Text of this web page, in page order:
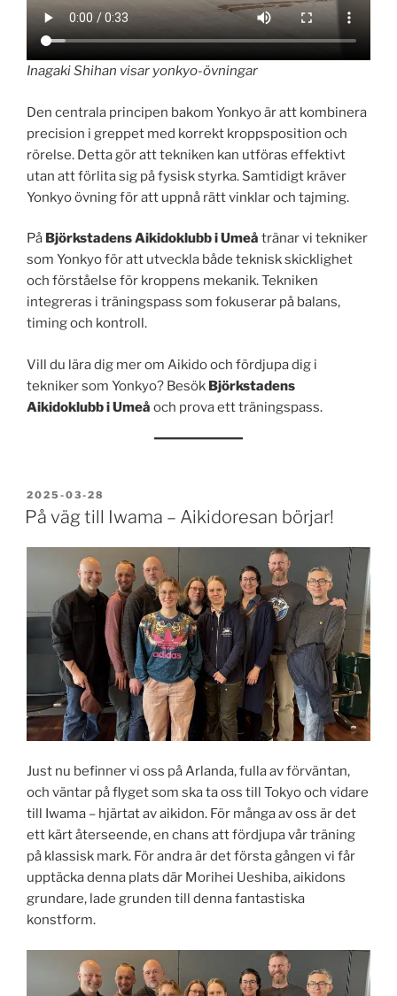
Inagaki Shihan visar yonkyo-övningar
Den centrala principen bakom Yonkyo är att kombinera
precision i greppet med korrekt kroppsposition och
rörelse. Detta gör att tekniken kan utföras effektivt
utan att förlita sig på fysisk styrka. Samtidigt kräver
Yonkyo övning för att uppnå rätt vinklar och tajming.
På Björkstadens Aikidoklubb i Umeå tränar vi tekniker
som Yonkyo för att utveckla både teknisk skicklighet
och förståelse för kroppens mekanik. Tekniken
integreras i träningspass som fokuserar på balans,
timing och kontroll.
Vill du lära dig mer om Aikido och fördjupa dig i
tekniker som Yonkyo? Besök Björkstadens
Aikidoklubb i Umeå och prova ett träningspass.
PUBLICERAT
2025-03-28
På väg till Iwama – Aikidoresan börjar!
Just nu befinner vi oss på Arlanda, fulla av förväntan,
och väntar på flyget som ska ta oss till Tokyo och vidare
till Iwama – hjärtat av aikidon. För många av oss är det
ett kärt återseende, en chans att fördjupa vår träning
på klassisk mark. För andra är det första gången vi får
upptäcka denna plats där Morihei Ueshiba, aikidons
grundare, lade grunden till denna fantastiska
konstform.